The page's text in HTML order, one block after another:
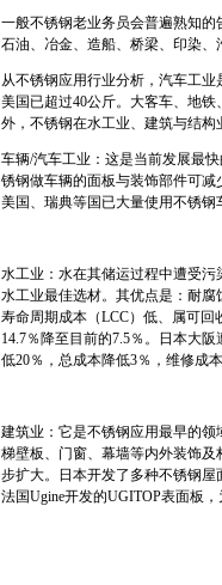
一般不锈钢老业务员会普遍熟知
石油、冶金、造船、桥梁、印染
从不锈钢应用行业分析，汽车工
美国已超过40公斤。大客车、地
外，不锈钢在水工业、建筑与结
车辆/汽车工业：这是当前发展最
锈钢做车辆的面板与装饰部件可
美国、瑞典等国已大量使用不锈
水工业：水在其储运过程中遭受
水工业最佳选材。其优点是：耐
寿命周期成本（LCC）低、属可
14.7％降至目前的7.5％。日本大
低20％，总成本降低3％，维修成
建筑业：它是不锈钢应用最早的
梯壁板、门窗、幕墙等内外装饰
步扩大。日本开发了多种不锈钢屋
法国Ugine开发的UGITOP表面板